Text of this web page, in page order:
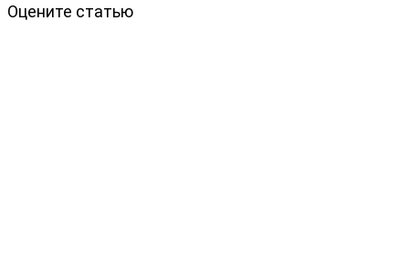
Оцените статью